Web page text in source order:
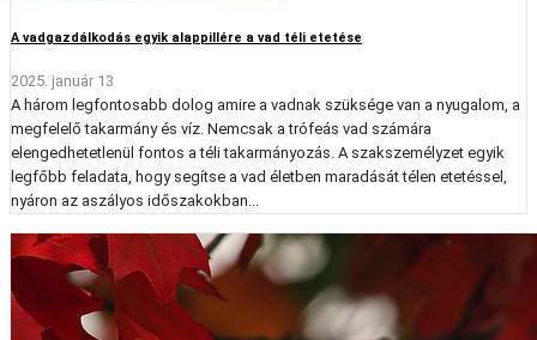
A vadgazdálkodás egyik alappillére a vad téli etetése
2025. január 13
A három legfontosabb dolog amire a vadnak szüksége van a nyugalom, a
megfelelő takarmány és víz. Nemcsak a trófeás vad számára
elengedhetetlenül fontos a téli takarmányozás. A szakszemélyzet egyik
legfőbb feladata, hogy segítse a vad életben maradását télen etetéssel,
nyáron az aszályos időszakokban...